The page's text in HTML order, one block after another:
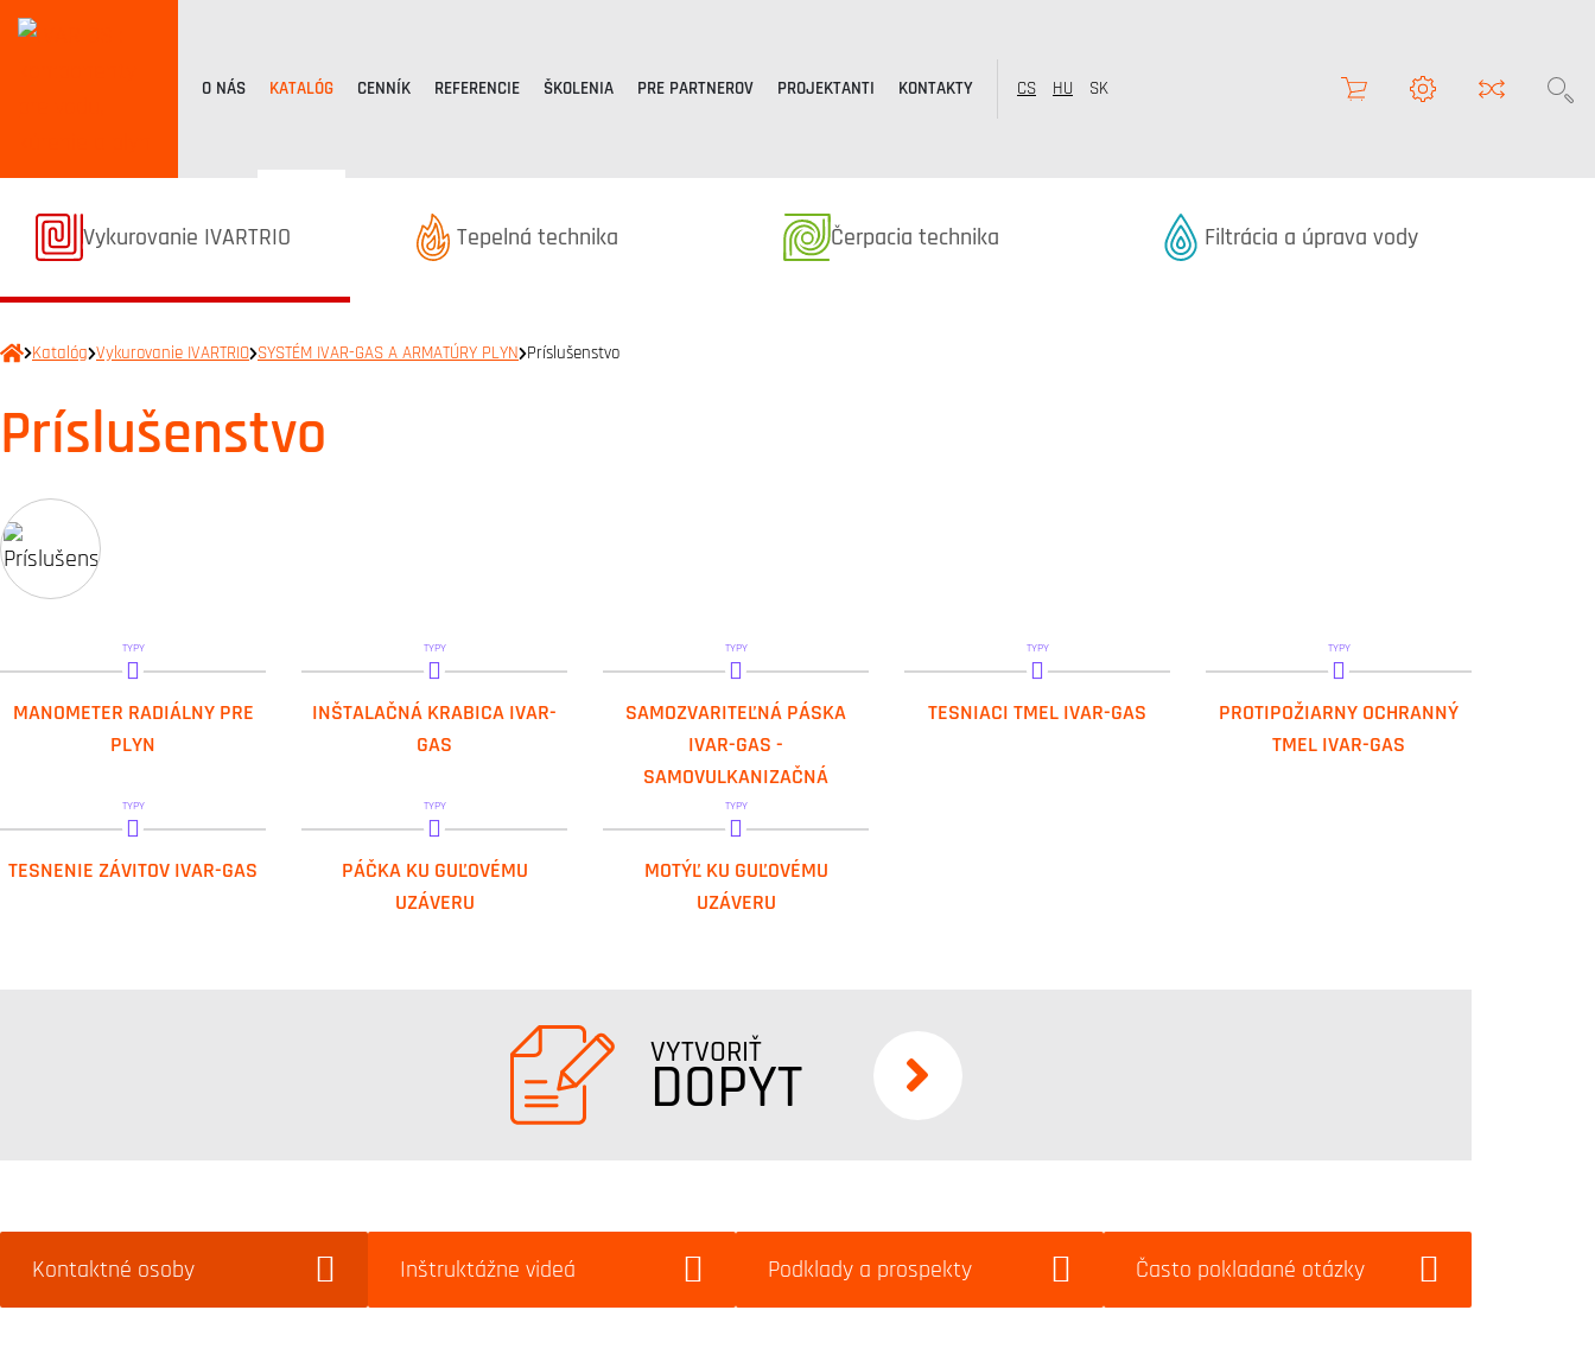
O NÁS KATALÓG CENNÍK REFERENCIE ŠKOLENIA PRE PARTNEROV PROJEKTANTI KONTAKTY CS HU SK
Termékek kategóriából
Vykurovanie IVARTRIO Termékek kategóriából
Tepelná technika Termékek kategóriából
Čerpacia technika Termékek kategóriából
Filtrácia a úprava vody
Katalóg Vykurovanie IVARTRIO SYSTÉM IVAR-GAS A ARMATÚRY PLYN Príslušenstvo
Príslušenstvo
TYPY
MANOMETER RADIÁLNY PRE
PLYN
TYPY
INŠTALAČNÁ KRABICA IVAR-
GAS
TYPY
SAMOZVARITEĽNÁ PÁSKA
IVAR-GAS -
SAMOVULKANIZAČNÁ
TYPY
TESNIACI TMEL IVAR-GAS
TYPY
PROTIPOŽIARNY OCHRANNÝ
TMEL IVAR-GAS
TYPY
TESNENIE ZÁVITOV IVAR-GAS
TYPY
PÁČKA KU GUĽOVÉMU
UZÁVERU
TYPY
MOTÝĽ KU GUĽOVÉMU
UZÁVERU
VYTVORIŤ
DOPYT
Kontaktné osoby Inštruktážne videá Podklady a prospekty Často pokladané otázky